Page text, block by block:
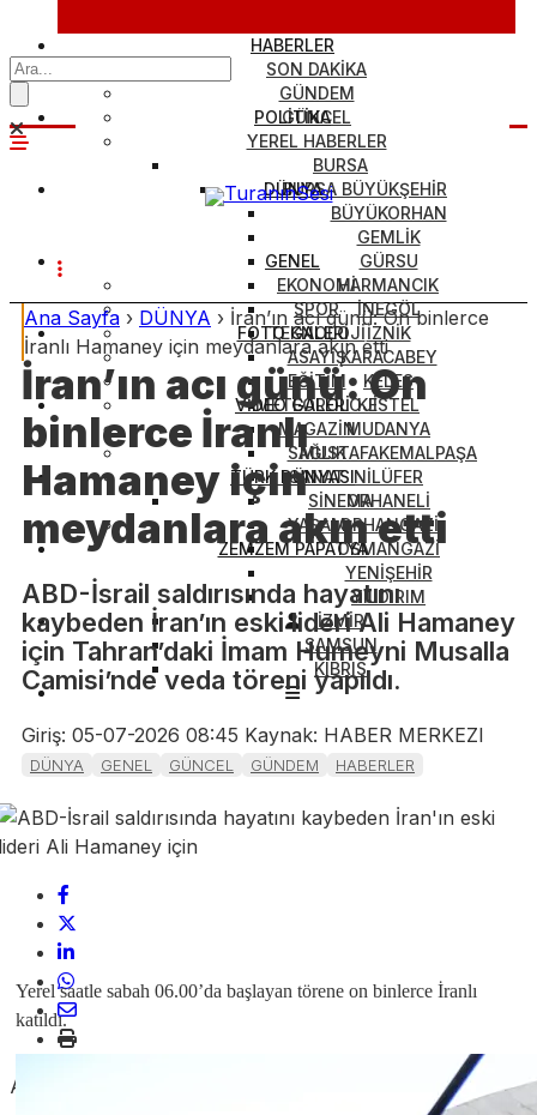
HABERLER
SON DAKİKA
GÜNDEM
GÜNCEL
YEREL HABERLER
BURSA
BURSA BÜYÜKŞEHİR
BÜYÜKORHAN
GEMLİK
GÜRSU
HARMANCIK
İNEGÖL
İZNİK
KARACABEY
KELES
KESTEL
MUDANYA
MUSTAFAKEMALPAŞA
NİLÜFER
ORHANELİ
ORHANGAZİ
OSMANGAZİ
YENİŞEHİR
YILDIRIM
İZMİR
SAMSUN
KIBRIS
POLİTİKA
DÜNYA
GENEL
EKONOMİ
SPOR
TEKNOLOJİ
ASAYİŞ
EĞİTİM
METEOROLOJİ
MAGAZİN
SAĞLIK
SANAT
SİNEMA
YAŞAM
FOTO GALERİ
VİDEO GALERİ
TÜRK DÜNYASI
ZEMZEM PAPATYA
Ana Sayfa › DÜNYA › İran’ın acı günü: On binlerce
İranlı Hamaney için meydanlara akın etti
İran’ın acı günü: On
binlerce İranlı
Hamaney için
meydanlara akın etti
ABD-İsrail saldırısında hayatını
kaybeden İran’ın eski lideri Ali Hamaney
için Tahran’daki İmam Humeyni Musalla
Camisi’nde veda töreni yapıldı.
Giriş: 05-07-2026 08:45 Kaynak: HABER MERKEZI
DÜNYA GENEL GÜNCEL GÜNDEM HABERLER
ABONE OL
Yerel saatle sabah 06.00’da başlayan törene on binlerce İranlı
katıldı.